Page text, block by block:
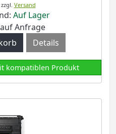
zzgl. Versand
Auf Lager
Anfrage
Details
kompatiblen Produkt